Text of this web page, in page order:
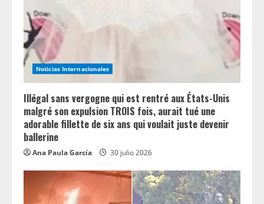
a
d
i
n
g
Noticias Internacionales
Illégal sans vergogne qui est rentré aux États-Unis
malgré son expulsion TROIS fois, aurait tué une
adorable fillette de six ans qui voulait juste devenir
ballerine
Ana Paula García 30 julio 2026